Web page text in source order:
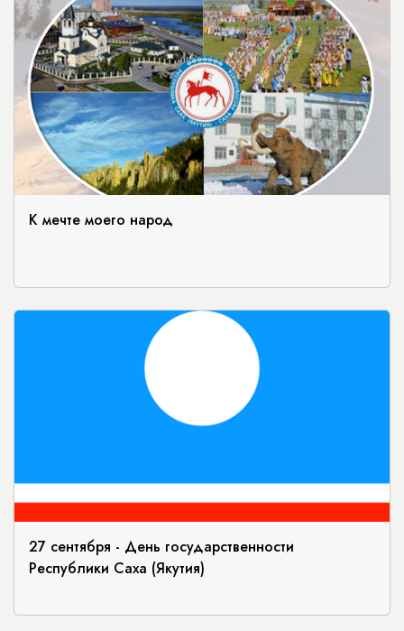
К мечте моего народ
27 сентября - День государственности
Республики Саха (Якутия)